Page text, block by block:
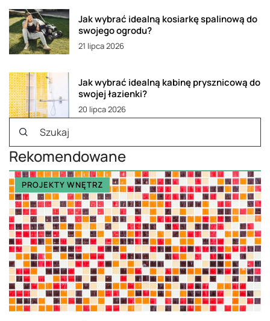
Jak wybrać idealną kosiarkę spalinową do
swojego ogrodu?
21 lipca 2026
Jak wybrać idealną kabinę prysznicową do
swojej łazienki?
20 lipca 2026
Rekomendowane
PROJEKTY WNĘTRZ